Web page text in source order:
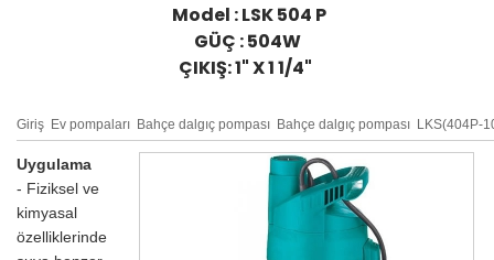
Model : LSK 504 P
GÜÇ : 504W
ÇIKIŞ: 1" X 1 1/4"
Giriş Ev pompaları Bahçe dalgıç pompası Bahçe dalgıç pompası LKS(404P-
Uygulama
- Fiziksel ve
kimyasal
özelliklerinde